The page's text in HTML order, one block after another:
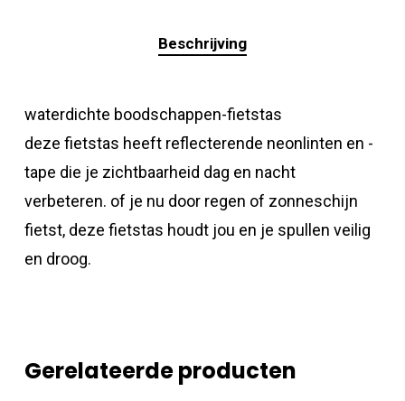
Beschrijving
waterdichte boodschappen-fietstas
deze fietstas heeft reflecterende neonlinten en -
tape die je zichtbaarheid dag en nacht
verbeteren. of je nu door regen of zonneschijn
fietst, deze fietstas houdt jou en je spullen veilig
en droog.
Gerelateerde producten